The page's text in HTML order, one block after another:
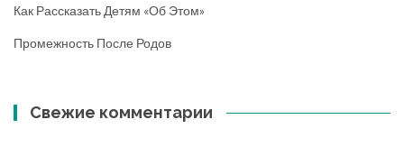
Как Рассказать Детям «об Этом»
Промежность После Родов
Свежие комментарии